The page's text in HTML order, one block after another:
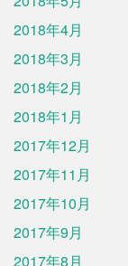
2018年4月
2018年3月
2018年2月
2018年1月
2017年12月
2017年11月
2017年10月
2017年9月
2017年8月